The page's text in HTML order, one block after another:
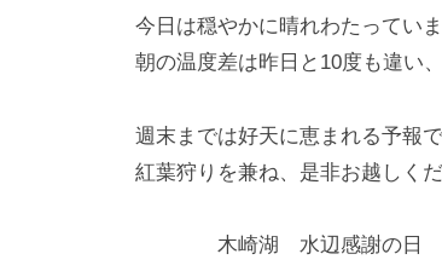
今日は穏やかに晴れわたっていま
朝の温度差は昨日と10度も違い
週末までは好天に恵まれる予報
紅葉狩りを兼ね、是非お越しくだ
木崎湖 水辺感謝の日